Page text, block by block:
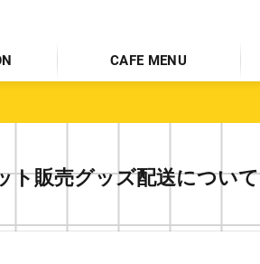
CAFE MENU
ト販売グッズ配送について